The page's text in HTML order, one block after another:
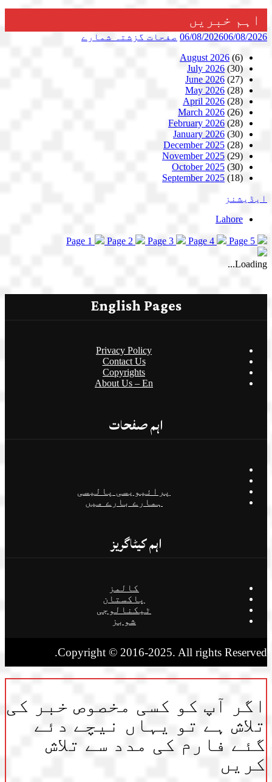
اہم خبریں
06/08/202606/08/2026 صفحات گزشتہ شمارے
August 2026 (6)
July 2026 (30)
June 2026 (27)
May 2026 (28)
April 2026 (28)
March 2026 (26)
February 2026 (28)
January 2026 (30)
December 2025 (28)
November 2025 (29)
October 2025 (30)
September 2025 (18)
ایڈیشنز
Lahore
Page 1 Page 2 Page 3 Page 4 Page 5
Loading...
English Pages
Privacy Policy
Contact Us
Copyrights
About Us – En
اہم صفحات
پرائیویسی پالیسی
ہمارے بارے میں
اہم کیٹاگریز
کالمز
پاکستان
ٹیکنالوجی
شوبز
Copyright © 2016-2025. All rights Reserved.
اگر آپ کو کسی مخصوص خبر کی
تلاش ہے تو یہاں نیچے دئے
گئے فارم کی مدد سے تلاش
کریں